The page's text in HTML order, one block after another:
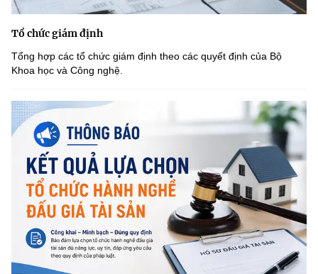
Tổ chức giám định
Tổng hợp các tổ chức giám định theo các quyết định của Bộ
Khoa học và Công nghệ.